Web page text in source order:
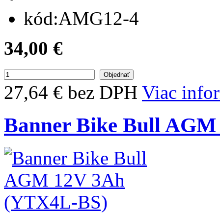
kód:AMG12-4
34,00 €
27,64 € bez DPH Viac
Banner Bike Bull